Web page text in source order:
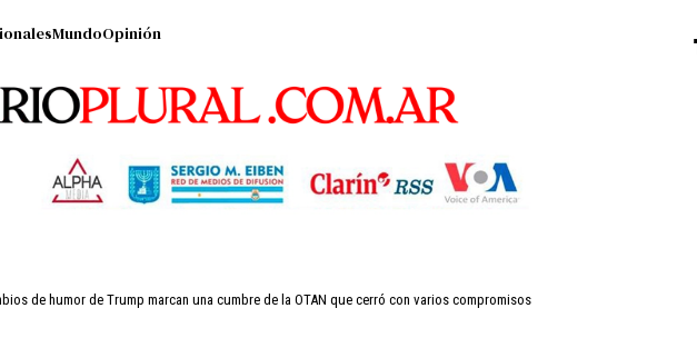
MundoOpinión
de humor de Trump marcan una cumbre de la OTAN que cerró con varios compromisos